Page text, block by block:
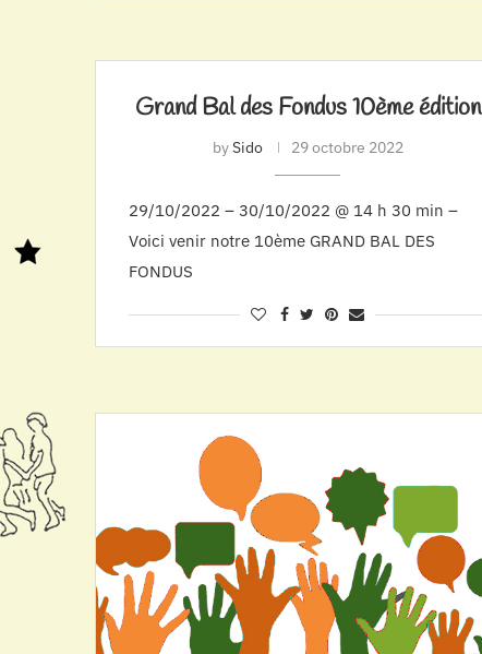
Grand Bal des Fondus 10ème édition
bySido 29 octobre 2022
29/10/2022 – 30/10/2022 @ 14 h 30 min –
Voici venir notre 10ème GRAND BAL DES
FONDUS